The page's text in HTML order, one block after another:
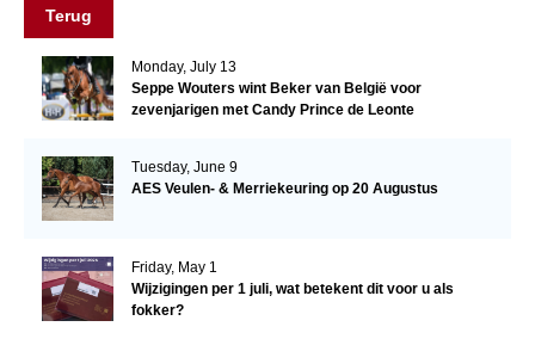
Terug
Monday, July 13
Seppe Wouters wint Beker van België voor
zevenjarigen met Candy Prince de Leonte
Tuesday, June 9
AES Veulen- & Merriekeuring op 20 Augustus
Friday, May 1
Wijzigingen per 1 juli, wat betekent dit voor u als
fokker?